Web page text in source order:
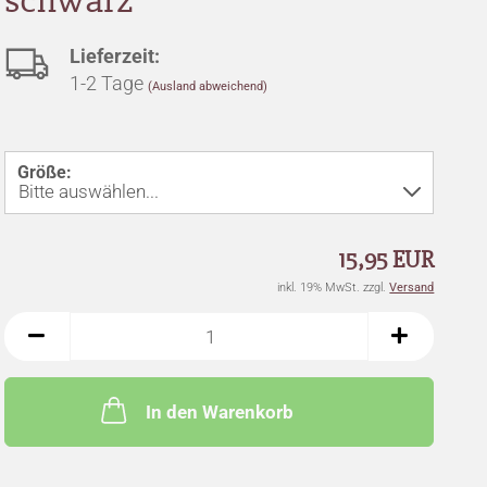
Lieferzeit:
1-2 Tage (Ausland abweichend)
Größe:
15,95 EUR
inkl. 19% MwSt. zzgl.Versand
In den Warenkorb